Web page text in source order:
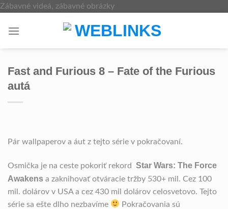
Zábavné videá, zábavné obrázkySkip
content
Fast and Furious 8 – Fate of the Furious
autá
Pár wallpaperov a áut z tejto série v pokračovaní.
Osmička je na ceste pokoriť rekord Star Wars: The Force
Awakens a zaknihovať otváracie tržby 530+ mil. Cez 100
mil. dolárov v USA a cez 430 mil dolárov celosvetovo. Tejto
série sa ešte dlho nezbavíme
Pokračovania sú